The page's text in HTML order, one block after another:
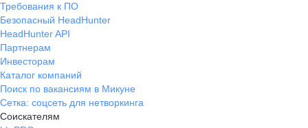
Требования к ПО
Безопасный HeadHunter
HeadHunter API
Партнерам
Инвесторам
Каталог компаний
Поиск по вакансиям в Микуне
Сетка: соцсеть для нетворкинга
Соискателям